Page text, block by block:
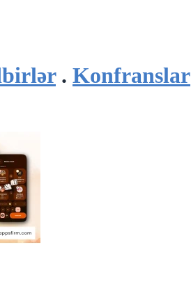
. Konfranslar